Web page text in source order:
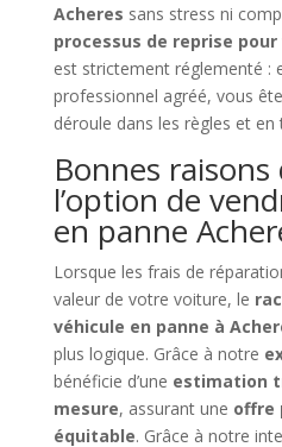
Acheres sans stress ni
processus de reprise
est strictement réglementé :
professionnel agréé, vous
déroule dans les règles et
Bonnes
l’option de
en panne
Lorsque les frais de
valeur de votre voiture, le
véhicule en panne à
plus logique. Grâce à notre
bénéficie d’une estimation
mesure, assurant une offre
équitable. Grâce à notre